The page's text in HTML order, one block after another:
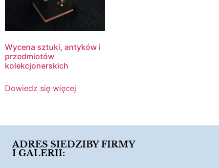
Wycena sztuki, antyków i
przedmiotów
kolekcjonerskich
Dowiedz się więcej
ADRES SIEDZIBY FIRMY
I GALERII: